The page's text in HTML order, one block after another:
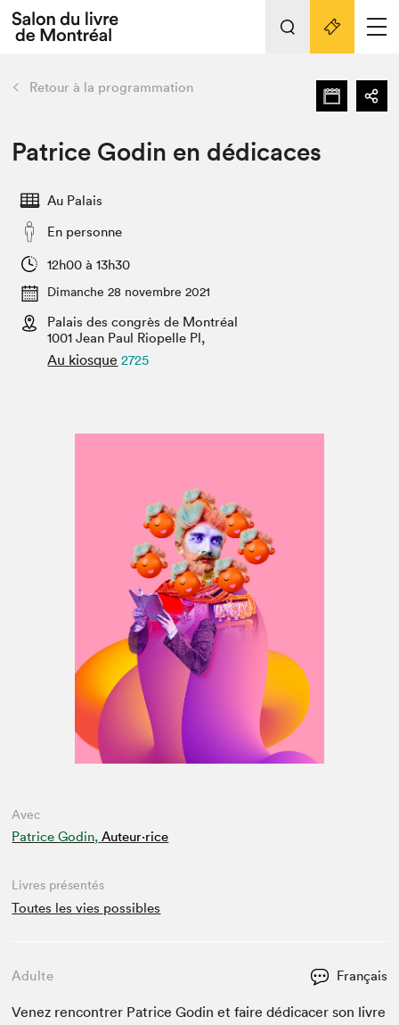
Espace exposant⋅e⋅s
Espace enseignant·e·s
L'événement
Préparer sa visite au Salon
Actualités
SLM PRO
retour Nos activités
Préparer sa visite
Salon au Palais
Projets partenaires
Liens pratiques
Retour à la programmation
Patrice Godin en dédicaces
Au Palais
En personne
12h00 à 13h30
Dimanche 28 novembre 2021
Palais des congrès de Montréal
1001 Jean Paul Riopelle Pl,
Au kiosque 2725
Avec
Patrice Godin, Auteur·rice
Livres présentés
Toutes les vies possibles
Adulte Français
Venez ren­con­tr­er Patrice Godin et faire dédi­cac­er son livre